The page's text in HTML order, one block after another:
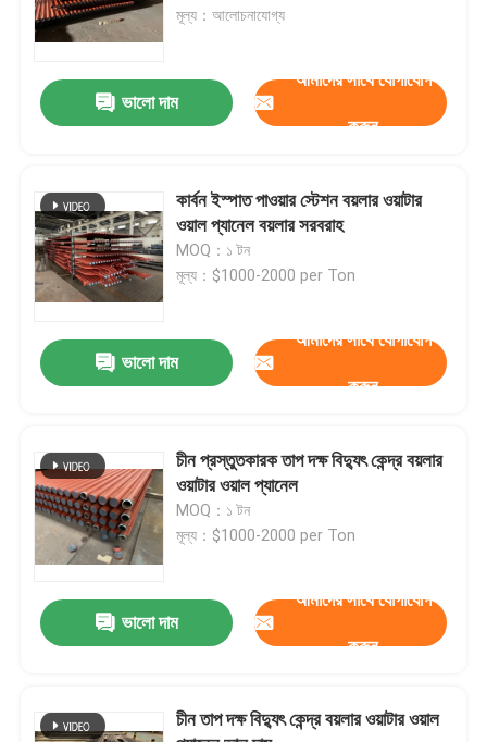
মূল্য：আলোচনাযোগ্য
ভালো দাম
আমাদের সাথে যোগাযোগ
করুন
কার্বন ইস্পাত পাওয়ার স্টেশন বয়লার ওয়াটার
ওয়াল প্যানেল বয়লার সরবরাহ
MOQ：১ টন
মূল্য：$1000-2000 per Ton
ভালো দাম
আমাদের সাথে যোগাযোগ
করুন
চীন প্রস্তুতকারক তাপ দক্ষ বিদ্যুৎ কেন্দ্র বয়লার
ওয়াটার ওয়াল প্যানেল
MOQ：১ টন
মূল্য：$1000-2000 per Ton
ভালো দাম
আমাদের সাথে যোগাযোগ
করুন
চীন তাপ দক্ষ বিদ্যুৎ কেন্দ্র বয়লার ওয়াটার ওয়াল